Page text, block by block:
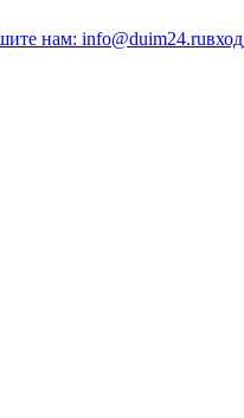
нам: info@duim24.ruвход